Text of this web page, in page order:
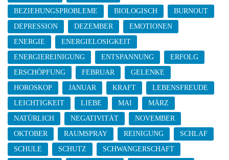
BEZIEHUNGSPROBLEME
BIOLOGISCH
BURNOUT
DEPRESSION
DEZEMBER
EMOTIONEN
ENERGIE
ENERGIELOSIGKEIT
ENERGIEREINIGUNG
ENTSPANNUNG
ERFOLG
ERSCHÖPFUNG
FEBRUAR
GELENKE
HOROSKOP
JANUAR KRAFT
LEBENSFREUDE
LEICHTIGKEIT
LIEBE MAI
MÄRZ
NATÜRLICH
NEGATIVITÄT
NOVEMBER
OKTOBER
RAUMSPRAY REINIGUNG
SCHLAF
SCHULE
SCHUTZ
SCHWANGERSCHAFT